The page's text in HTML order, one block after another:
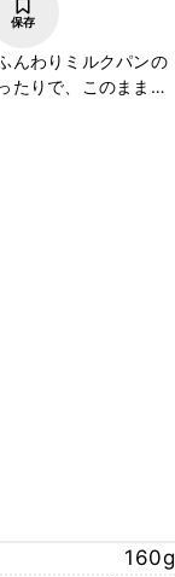
保存
んわりミルクパンの
たりで、このまま食
食べてもおいしいで
160g